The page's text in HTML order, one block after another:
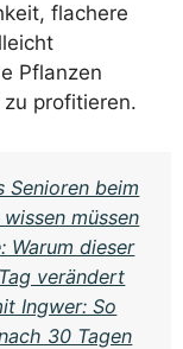
flachere
Pflanzen
profitieren.
Senioren beim
müssen
Warum dieser
verändert
Ingwer: So
30 Tagen